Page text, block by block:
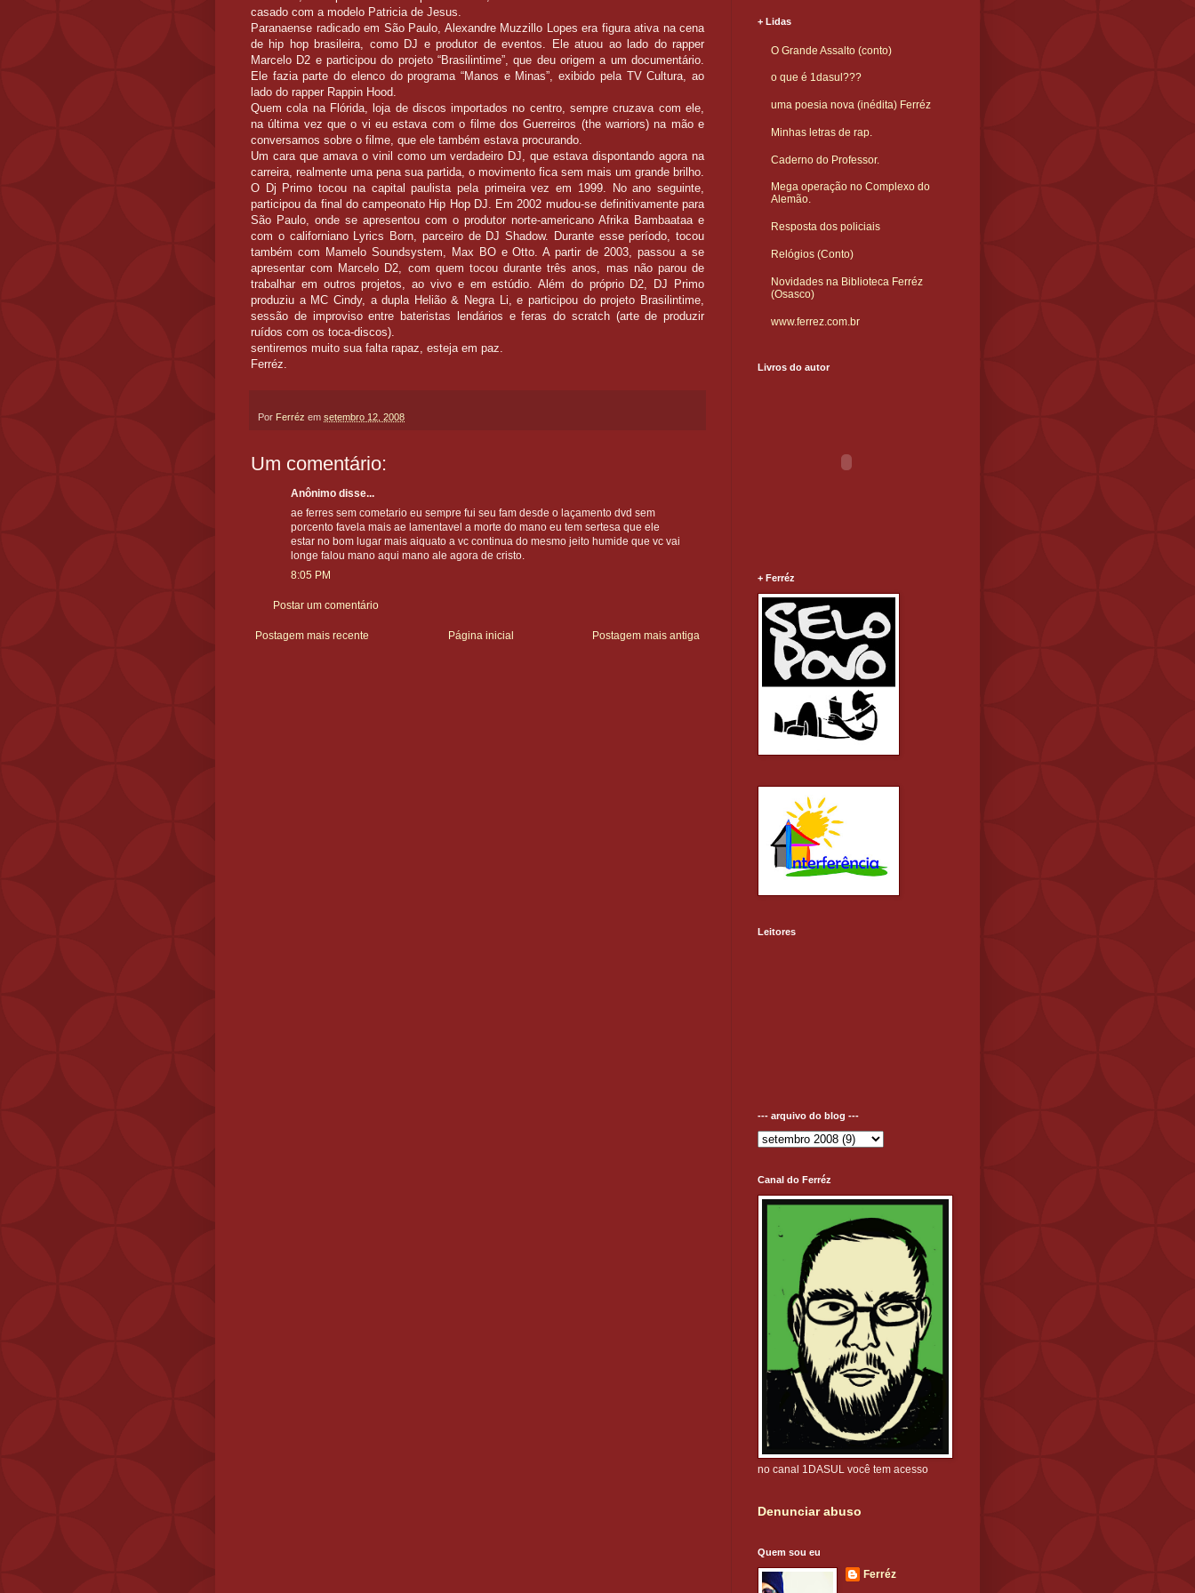
casado com a modelo Patricia de Jesus.
Paranaense radicado em São Paulo, Alexandre Muzzillo Lopes era figura ativa na cena
de hip hop brasileira, como DJ e produtor de eventos. Ele atuou ao lado do rapper
Marcelo D2 e participou do projeto “Brasilintime”, que deu origem a um documentário.
Ele fazia parte do elenco do programa “Manos e Minas”, exibido pela TV Cultura, ao
lado do rapper Rappin Hood.
Quem cola na Flórida, loja de discos importados no centro, sempre cruzava com ele,
na última vez que o vi eu estava com o filme dos Guerreiros (the warriors) na mão e
conversamos sobre o filme, que ele também estava procurando.
Um cara que amava o vinil como um verdadeiro DJ, que estava dispontando agora na
carreira, realmente uma pena sua partida, o movimento fica sem mais um grande brilho.
O Dj Primo tocou na capital paulista pela primeira vez em 1999. No ano seguinte,
participou da final do campeonato Hip Hop DJ. Em 2002 mudou-se definitivamente para
São Paulo, onde se apresentou com o produtor norte-americano Afrika Bambaataa e
com o californiano Lyrics Born, parceiro de DJ Shadow. Durante esse período, tocou
também com Mamelo Soundsystem, Max BO e Otto. A partir de 2003, passou a se
apresentar com Marcelo D2, com quem tocou durante três anos, mas não parou de
trabalhar em outros projetos, ao vivo e em estúdio. Além do próprio D2, DJ Primo
produziu a MC Cindy, a dupla Helião & Negra Li, e participou do projeto Brasilintime,
sessão de improviso entre bateristas lendários e feras do scratch (arte de produzir
ruídos com os toca-discos).
sentiremos muito sua falta rapaz, esteja em paz.
Ferréz.
Por Ferréz em setembro 12, 2008
Um comentário:
Anônimo disse...
ae ferres sem cometario eu sempre fui seu fam desde o laçamento dvd sem
porcento favela mais ae lamentavel a morte do mano eu tem sertesa que ele
estar no bom lugar mais aiquato a vc continua do mesmo jeito humide que vc vai
longe falou mano aqui mano ale agora de cristo.
8:05 PM
Postar um comentário
Postagem mais recente Postagem mais antiga
Página inicial
+ Lidas
O Grande Assalto (conto)
o que é 1dasul???
uma poesia nova (inédita) Ferréz
Minhas letras de rap.
Caderno do Professor.
Mega operação no Complexo do
Alemão.
Resposta dos policiais
Relógios (Conto)
Novidades na Biblioteca Ferréz
(Osasco)
www.ferrez.com.br
Livros do autor
+ Ferréz
Leitores
--- arquivo do blog ---
Canal do Ferréz
no canal 1DASUL você tem acesso
Denunciar abuso
Quem sou eu
Ferréz